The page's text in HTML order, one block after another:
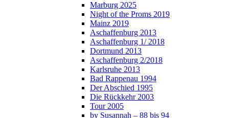
Marburg 2025
Night of the Proms 2019
Mainz 2019
Aschaffenburg 2013
Aschaffenburg 1/ 2018
Dortmund 2013
Aschaffenburg 2/2018
Karlsruhe 2013
Bad Rappenau 1994
Der Abschied 1995
Die Rückkehr 2003
Tour 2005
by Susannah – 88 bis 94